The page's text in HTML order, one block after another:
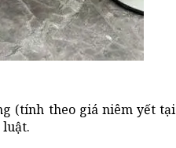
(tính theo giá niêm yết tại
luật.